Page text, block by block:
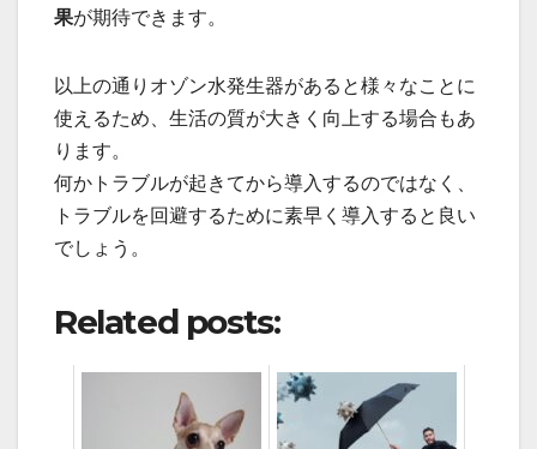
果が期待できます。
以上の通りオゾン水発生器があると様々なことに
使えるため、生活の質が大きく向上する場合もあ
ります。
何かトラブルが起きてから導入するのではなく、
トラブルを回避するために素早く導入すると良い
でしょう。
Related posts: